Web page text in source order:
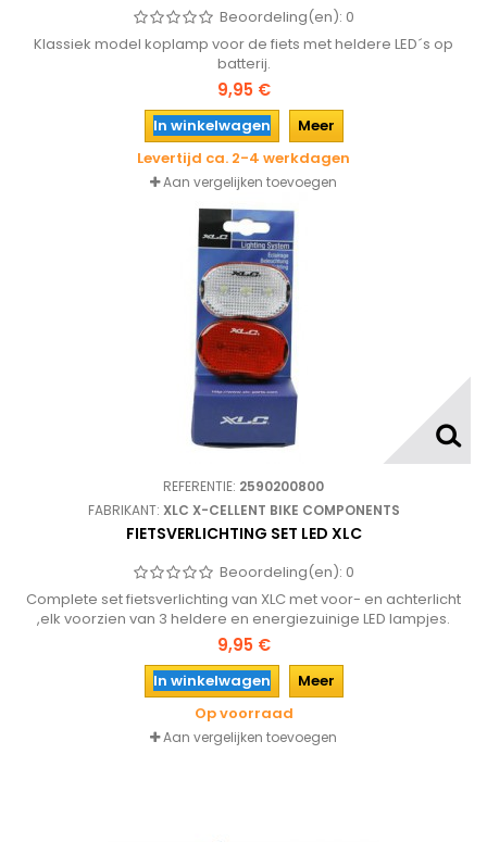
Beoordeling(en): 0
Klassiek model koplamp voor de fiets met heldere LED´s op
batterij.
9,95 €
In winkelwagen
Meer
Levertijd ca. 2-4 werkdagen
Aan vergelijken toevoegen
REFERENTIE: 2590200800
FABRIKANT: XLC X-CELLENT BIKE COMPONENTS
FIETSVERLICHTING SET LED XLC
Beoordeling(en): 0
Complete set fietsverlichting van XLC met voor- en achterlicht
,elk voorzien van 3 heldere en energiezuinige LED lampjes.
9,95 €
In winkelwagen
Meer
Op voorraad
Aan vergelijken toevoegen